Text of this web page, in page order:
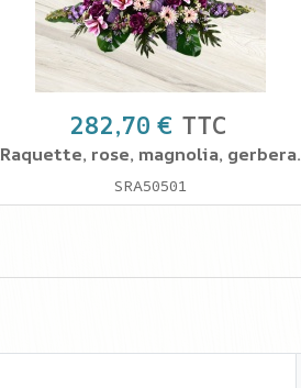
282,70 € TTC
Raquette, rose, magnolia, gerbera.
SRA50501